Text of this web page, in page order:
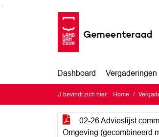
Ga naar de inhoud van deze pagina
Ga naar het zoeken
Ga naar het menu
Dashboard Vergaderingen
U bevindt zich hier: Home
02-26 Advieslijst
Omgeving (gecombineerd